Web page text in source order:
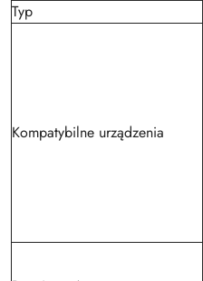
Typ
Kompatybilne urządzenia